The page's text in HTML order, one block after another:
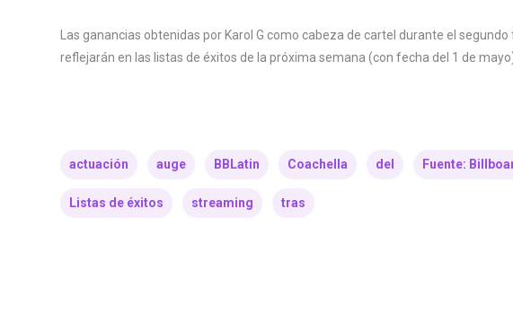
Las ganancias obtenidas por Karol G como cabeza de cartel durante el
reflejarán en las listas de éxitos de la próxima semana (con fecha del 1 de
actuación auge BBLatin Coachella del Fuente:
Listas de éxitos streaming tras